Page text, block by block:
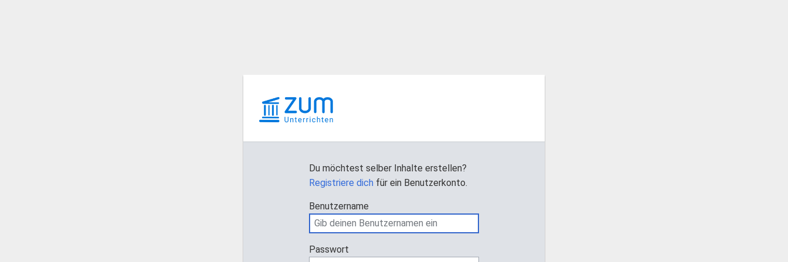
Du möchtest selber Inhalte erstellen?
Registriere dich für ein Benutzerkonto.
Benutzername
Passwort